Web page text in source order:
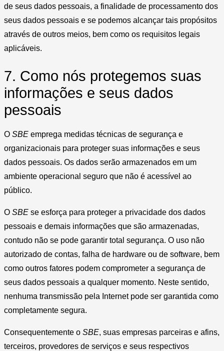
de seus dados pessoais, a finalidade de processamento dos
seus dados pessoais e se podemos alcançar tais propósitos
através de outros meios, bem como os requisitos legais
aplicáveis.
7. Como nós protegemos suas
informações e seus dados
pessoais
O SBE emprega medidas técnicas de segurança e
organizacionais para proteger suas informações e seus
dados pessoais. Os dados serão armazenados em um
ambiente operacional seguro que não é acessível ao
público.
O SBE se esforça para proteger a privacidade dos dados
pessoais e demais informações que são armazenadas,
contudo não se pode garantir total segurança. O uso não
autorizado de contas, falha de hardware ou de software, bem
como outros fatores podem comprometer a segurança de
seus dados pessoais a qualquer momento. Neste sentido,
nenhuma transmissão pela Internet pode ser garantida como
completamente segura.
Consequentemente o SBE, suas empresas parceiras e afins,
terceiros, provedores de serviços e seus respectivos